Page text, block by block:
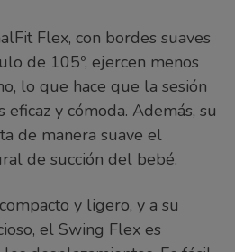
Flex, con bordes suaves
de 105º, ejercen menos
lo que hace que la sesión
eficaz y cómoda. Además, su
de manera suave el
de succión del bebé.
y ligero, y a su
el Swing Flex es